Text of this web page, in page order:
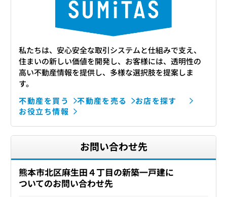
私たちは、安心安全な取引システムと仕組みで支え、
住まいの新しい価値を開発し、お客様には、透明性の
高い不動産情報を提供し、多様な選択肢を提案しま
す。
不動産を買う
不動産を売る
お店を探す
お役立ち情報
お問い合わせ先
熊本市北区麻生田４丁目の新築一戸建に
ついてのお問い合わせ先